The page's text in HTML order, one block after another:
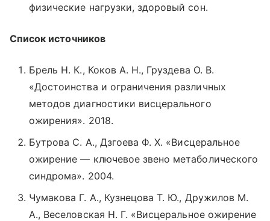
физические нагрузки, здоровый сон.
Список источников
Брель Н. К., Коков А. Н., Груздева О. В.
«Достоинства и ограничения различных
методов диагностики висцерального
ожирения». 2018.
Бутрова С. А., Дзгоева Ф. Х. «Висцеральное
ожирение — ключевое звено метаболического
синдрома». 2004.
Чумакова Г. А., Кузнецова Т. Ю., Дружилов М.
А., Веселовская Н. Г. «Висцеральное ожирение